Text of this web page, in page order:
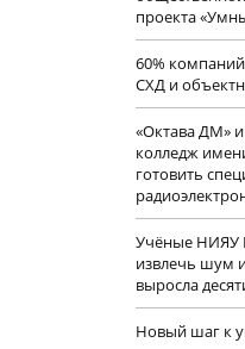
проекта
60%
СХД и
«Октава ДМ»
колледж
готовить
Учëные НИЯУ
извлечь шум
выросла
Новый шаг к